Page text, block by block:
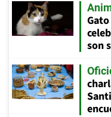
son